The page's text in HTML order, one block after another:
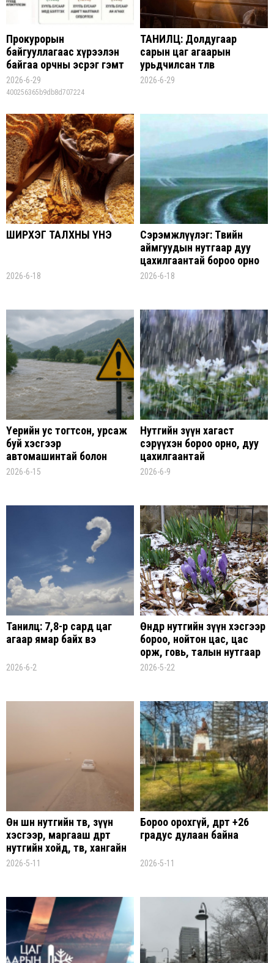
Прокурорын
байгууллагаас хүрээлэн
байгаа орчны эсрэг гэмт
хэрэг, зөрчлөөс урьдчилан
сэргийлэх, нийтийн ашиг
нөлөөллийн арга хэмжээг
эхлүүллээ
2026-6-29
400256365b9db8d707224
ТАНИЛЦ: Долдугаар
сарын цаг агаарын
урьдчилсан төлөв
2026-6-29
ШИРХЭГ ТАЛХНЫ ҮНЭ
2026-6-18
Сэрэмжлүүлэг: Төвийн
аймгуудын нутгаар дуу
цахилгаантай бороо орно
2026-6-18
Үерийн ус тогтсон, урсаж
буй хэсгээр
автомашинтай болон
явганаар нэвтрэхгүй
2026-6-15
Нутгийн зүүн хагаст
сэрүүхэн бороо орно, дуу
цахилгаантай
2026-6-9
Танилц: 7,8-р сард цаг
агаар ямар байх вэ
2026-6-2
Өнөөдөр нутгийн зүүн хэсгээр
бороо, нойтон цас, цас
орж, говь, талын нутгаар
салхи шуургатай байхыг
2026-5-22
Өнөө шөнө нутгийн төв, зүүн
хэсгээр, маргааш өдөртөө
нутгийн хойд, төв, хангайн
уулсаар хур тунадас орж,
2026-5-11
Бороо орохгүй, өдөртөө +26
градус дулаан байна
2026-5-11